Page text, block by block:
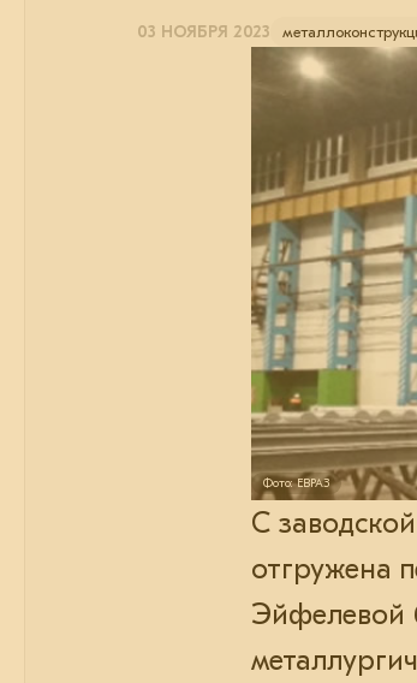
03 НОЯБРЯ 2023
Фото: ЕВРАЗ
С
отгружена
Эйфелевой